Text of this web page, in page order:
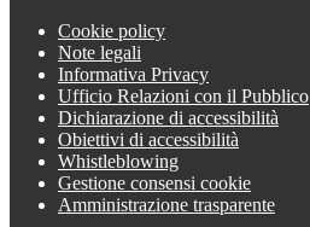
Cookie policy
Note legali
Informativa Privacy
Ufficio Relazioni con il Pubblico
Dichiarazione di accessibilità
Obiettivi di accessibilità
Whistleblowing
Gestione consensi cookie
Amministrazione trasparente